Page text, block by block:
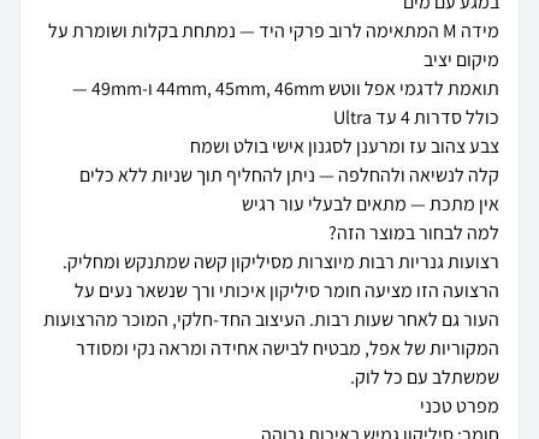
מידה M המתאימה לרוב פרקי היד — נמתחת בקלות ושומרת על
תואמת לדגמי אפל ווטש 44mm, 45mm, 46mm ו-49mm —
רצועות גנריות רבות מיוצרות מסיליקון קשה שמתנקש ומחליק.
הרצועה הזו מציעה חומר סיליקון איכותי ורך שנשאר נעים על
העור גם לאחר שעות רבות. העיצוב החד-חלקי, המוכר מהרצועות
המקוריות של אפל, מבטיח לבישה אחידה ומראה נקי ומסודר